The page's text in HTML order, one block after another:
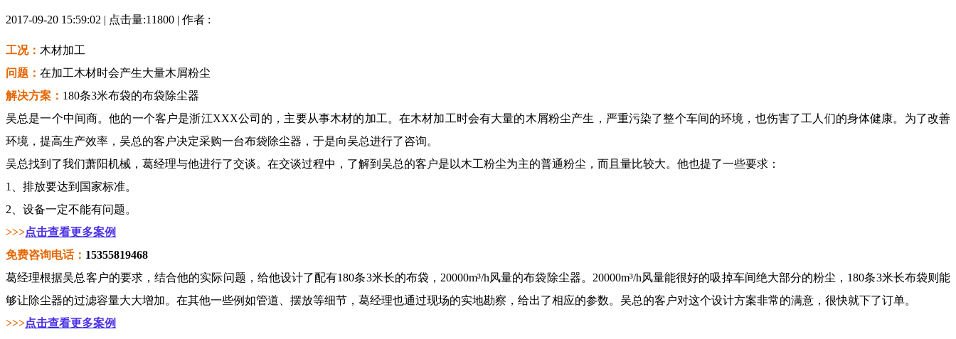
2017-09-20 15:59:02 | 点击量:11800 | 作者 :
工况： 木材加工
问题： 在加工木材时会产生大量木屑粉尘
解决方案： 180条3米布袋的布袋除尘器
吴总是一个中间商。他的一个客户是浙江XXX公司的，主要从事木材的加工。在木材加工时会有大量的木屑粉尘产生，严重污染了整个车间的环境，也伤害了工人们的身体健康。为了改善
环境，提高生产效率，吴总的客户决定采购一台布袋除尘器，于是向吴总进行了咨询。
吴总找到了我们萧阳机械，葛经理与他进行了交谈。在交谈过程中，了解到吴总的客户是以木工粉尘为主的普通粉尘，而且量比较大。他也提了一些要求：
1、排放要达到国家标准。
2、设备一定不能有问题。
>>>点击查看更多案例
免费咨询电话： 15355819468
葛经理根据吴总客户的要求，结合他的实际问题，给他设计了配有180条3米长的布袋，20000m³/h风量的布袋除尘器。 20000m³/h风量能很好的吸掉车间绝大部分的粉尘， 180条3米长布袋则能
够让除尘器的过滤容量大大增加。在其他一些例如管道、摆放等细节，葛经理也通过现场的实地勘察，给出了相应的参数。吴总的客户对这个设计方案非常的满意，很快就下了订单。
>>>点击查看更多案例